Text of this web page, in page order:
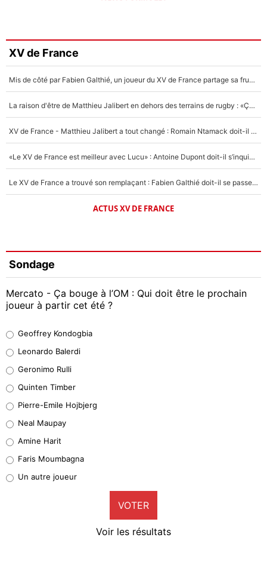
XV de France
Mis de côté par Fabien Galthié, un joueur du XV de France partage sa frustration : «ils ne me l’ont pas dit tout de suite»
La raison d'être de Matthieu Jalibert en dehors des terrains de rugby : «Ça m'atteint autant que si tu touches à un membre de ma famille»
XV de France - Matthieu Jalibert a tout changé : Romain Ntamack doit-il s’inquiéter pour sa place à un an de la Coupe du monde ?
«Le XV de France est meilleur avec Lucu» : Antoine Dupont doit-il s’inquiéter pour sa place ?
Le XV de France a trouvé son remplaçant : Fabien Galthié doit-il se passer d'Antoine Dupont ?
ACTUS XV DE FRANCE
Sondage
Mercato - Ça bouge à l’OM : Qui doit être le prochain
joueur à partir cet été ?
38%
32%
5%
1%
9%
Geoffrey Kondogbia
Leonardo Balerdi
Geronimo Rulli
Quinten Timber
Pierre-Emile Hojbjerg
Neal Maupay
Amine Harit
Faris Moumbagna
Un autre joueur
VOTER
Voir les résultats